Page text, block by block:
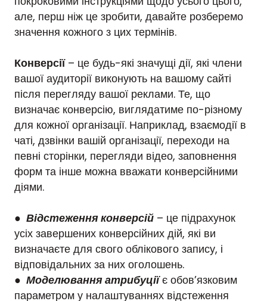
але, перш ніж це зробити, давайте розберемо
значення кожного з цих термінів.
Конверсії– це будь-які значущі дії, які члени
вашої аудиторії виконують на вашому сайті
після перегляду вашої реклами. Те, що
визначає конверсію, виглядатиме по-різному
для кожної організації. Наприклад, взаємодії в
чаті, дзвінки вашій організації, переходи на
певні сторінки, перегляди відео, заповнення
форм та інше можна вважати конверсійними
діями.
● Відстеження конверсій – це підрахунок
усіх завершених конверсійних дій, які ви
визначаєте для свого облікового запису, і
відповідальних за них оголошень.
● Моделювання атрибуціїє обов’язковим
параметром у налаштуваннях відстеження